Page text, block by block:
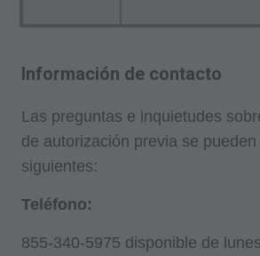
Información de contacto
Las preguntas e inquietudes
de autorización previa se
siguientes:
Teléfono:
855-340-5975 disponible de
de los Estados Unidos para su
sus empleados y agentes. El uso
al uso en Medicare, Medicaid u
conocido como Administración de